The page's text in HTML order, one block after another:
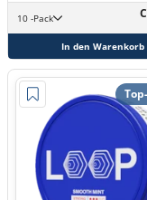
10 -Pack
In den Warenkorb